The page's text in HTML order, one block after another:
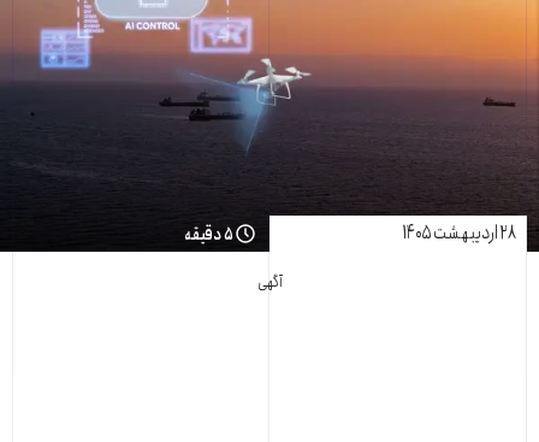
۲۸ اردیبهشت ۱۴۰۵ ۵ دقیقه
آگهی